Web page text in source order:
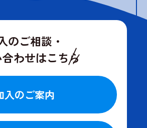
のご相談・
わせはこちら
入のご案内